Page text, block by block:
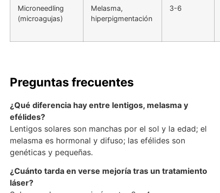
Microneedling
(microagujas)
Melasma,
hiperpigmentación
3-6
Preguntas frecuentes
¿Qué diferencia hay entre lentigos, melasma y
efélides?
Lentigos solares son manchas por el sol y la edad; el
melasma es hormonal y difuso; las efélides son
genéticas y pequeñas.
¿Cuánto tarda en verse mejoría tras un tratamiento
láser?